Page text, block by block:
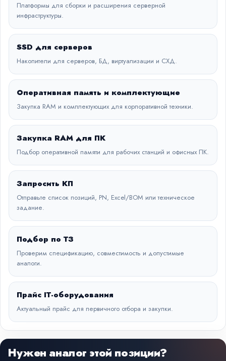
Платформы для сборки и расширения серверной
инфраструктуры.
SSD для серверов
Накопители для серверов, БД, виртуализации и СХД.
Оперативная память и комплектующие
Закупка RAM и комплектующих для корпоративной техники.
Закупка RAM для ПК
Подбор оперативной памяти для рабочих станций и офисных ПК.
Запросить КП
Отправьте список позиций, PN, Excel/BOM или техническое
задание.
Подбор по ТЗ
Проверим спецификацию, совместимость и допустимые
аналоги.
Прайс IT-оборудования
Актуальный прайс для первичного отбора и закупки.
Нужен аналог этой позиции?